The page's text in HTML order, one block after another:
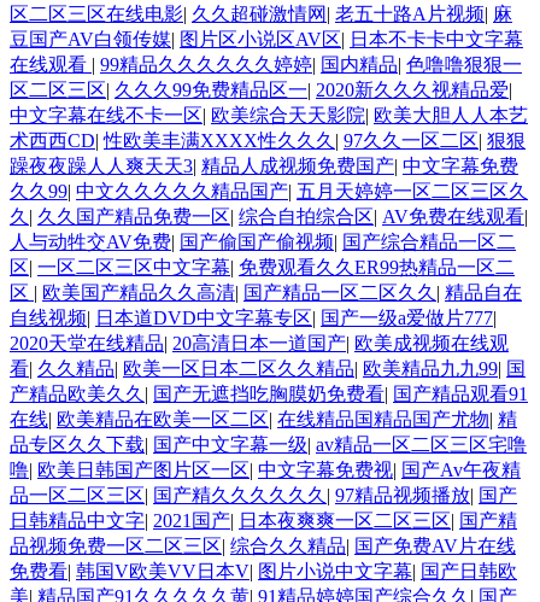
区二区三区在线电影| 久久超碰激情网 | 老五十路A片视频| 麻
豆国产AV白领传媒| 图片区小说区AV区| 日本不卡卡中文字幕
在线观看 | 99精品久久久久久久婷婷| 国内精品| 色噜噜狠狠一
区二区三区| 久久久99免费精品区一| 2020新久久久视精品爱|
中文字幕在线不卡一区| 欧美综合天天影院| 欧美大胆人人本艺
术西西CD|性欧美丰满XXXX性久久久 | 97久久一区二区| 狠狠
躁夜夜躁人人爽天天3| 精品人成视频免费国产| 中文字幕免费
久久99| 中文久久久久久精品国产| 五月天婷婷一区二区三区久
久 | 久久国产精品免费一区| 综合自拍综合区| AV免费在线观看|
人与动牲交AV免费| 国产偷国产偷视频| 国产综合精品一区二
区| 一区二区三区中文字幕| 免费观看久久ER99热精品一区二
区 | 欧美国产精品久久高清| 国产精品一区二区久久 | 精品自在
自线视频| 日本道DVD中文字幕专区| 国产一级a爱做片777|
2020天堂在线精品| 20高清日本一道国产| 欧美成视频在线观
看| 久久精品| 欧美一区日本二区久久精品| 欧美精品九九99| 国
产精品欧美久久 | 国产无遮挡吃胸膜奶免费看| 国产精品观看91
在线| 欧美精品在欧美一区二区| 在线精品国精品国产尤物| 精
品专区久久下载| 国产中文字幕一级| av精品一区二区三区宅噜
噜| 欧美日韩国产图片区一区| 中文字幕免费视| 国产Av午夜精
品一区二区三区| 国产精久久久久久久 | 97精品视频播放| 国产
日韩精品中文字| 2021国产| 日本夜爽爽一区二区三区| 国产精
品视频免费一区二区三区| 综合久久精品| 国产免费AV片在线
免费看| 韩国V欧美VV日本V| 图片小说中文字幕| 国产日韩欧
美| 精品国产91久久久久久黄| 91精品婷婷国产综合久久 | 国产